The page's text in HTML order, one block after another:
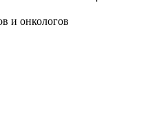
и онкологов